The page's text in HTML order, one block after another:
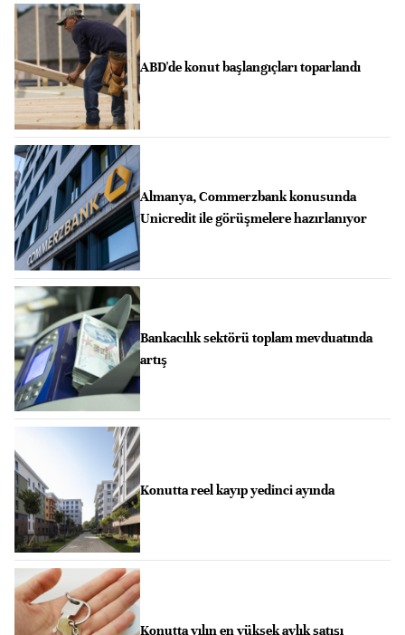
ABD'de konut başlangıçları toparlandı
Almanya, Commerzbank konusunda
Unicredit ile görüşmelere hazırlanıyor
Bankacılık sektörü toplam mevduatında
artış
Konutta reel kayıp yedinci ayında
Konutta yılın en yüksek aylık satışı